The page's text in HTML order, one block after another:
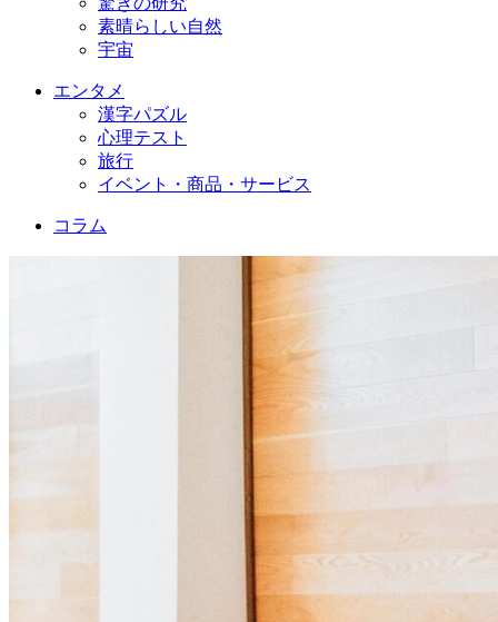
素晴らしい自然
宇宙
エンタメ
漢字パズル
心理テスト
旅行
イベント・商品・サービス
コラム